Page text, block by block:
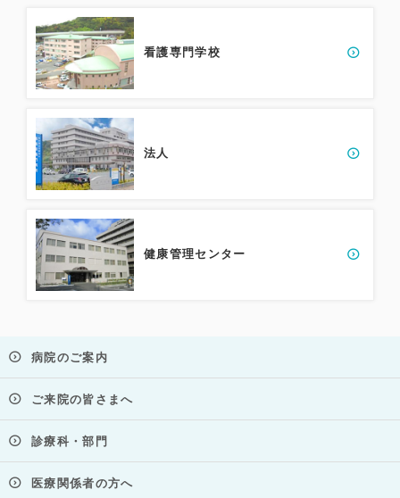
看護専門学校
法人
健康管理センター
病院のご案内
ご来院の皆さまへ
診療科・部門
医療関係者の方へ